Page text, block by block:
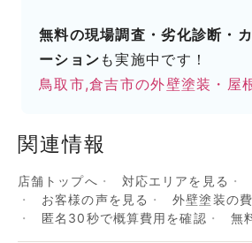
無料の現場調査・劣化診断・
ーション も実施中です！
鳥取市,倉吉市の外壁塗装・屋
関連情報
店舗トップへ 対応エリアを見る
お客様の声を見る
外壁塗装の
匿名30秒で概算費用を確認
無